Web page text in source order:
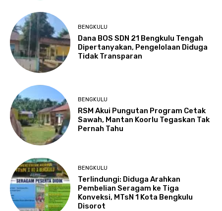
BENGKULU
Dana BOS SDN 21 Bengkulu Tengah
Dipertanyakan, Pengelolaan Diduga
Tidak Transparan
BENGKULU
RSM Akui Pungutan Program Cetak
Sawah, Mantan Koorlu Tegaskan Tak
Pernah Tahu
BENGKULU
Terlindungi: Diduga Arahkan
Pembelian Seragam ke Tiga
Konveksi, MTsN 1 Kota Bengkulu
Disorot